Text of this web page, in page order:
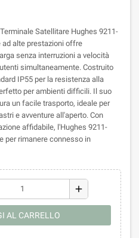
Satellitare Hughes 9211-
ad alte prestazioni offre
senza interruzioni a velocità
simultaneamente. Costruito
IP55 per la resistenza alla
per ambienti difficili. Il suo
un facile trasporto, ideale per
e avventure all'aperto. Con
affidabile, l'Hughes 9211-
per rimanere connesso in
add
AL CARRELLO